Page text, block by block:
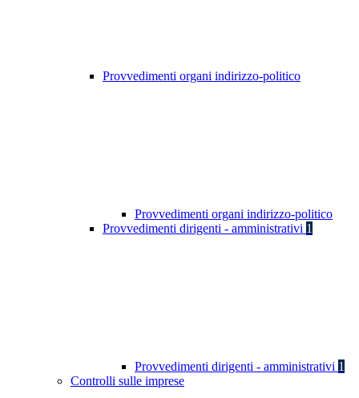
Provvedimenti organi indirizzo-politico
Provvedimenti organi indirizzo-politico
Provvedimenti dirigenti - amministrativi 1
Provvedimenti dirigenti - amministrativi 1
Controlli sulle imprese